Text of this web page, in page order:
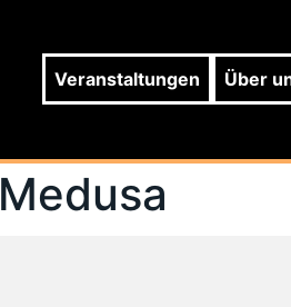
Veranstaltungen Über